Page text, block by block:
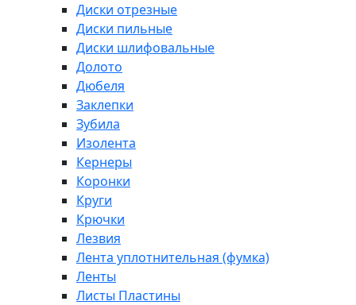
Диски отрезные
Диски пильные
Диски шлифовальные
Долото
Дюбеля
Заклепки
Зубила
Изолента
Кернеры
Коронки
Круги
Крючки
Лезвия
Лента уплотнительная (фумка)
Ленты
Листы Пластины